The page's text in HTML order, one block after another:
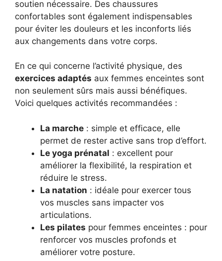
soutien nécessaire. Des chaussures
confortables sont également indispensables
pour éviter les douleurs et les inconforts liés
aux changements dans votre corps.
En ce qui concerne l’activité physique, des
exercices adaptés aux femmes enceintes sont
non seulement sûrs mais aussi bénéfiques.
Voici quelques activités recommandées :
La marche : simple et efficace, elle
permet de rester active sans trop d’effort.
Le yoga prénatal : excellent pour
améliorer la flexibilité, la respiration et
réduire le stress.
La natation : idéale pour exercer tous
vos muscles sans impacter vos
articulations.
Les pilates pour femmes enceintes : pour
renforcer vos muscles profonds et
améliorer votre posture.